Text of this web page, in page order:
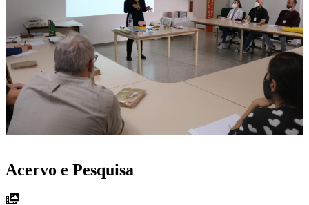
Acervo e Pesquisa